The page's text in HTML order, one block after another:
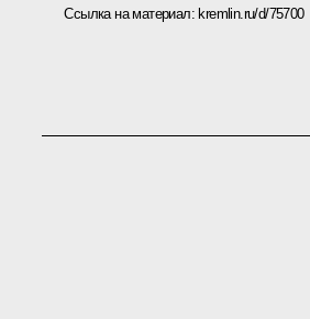
Ссылка на материал:kremlin.ru/d/75700